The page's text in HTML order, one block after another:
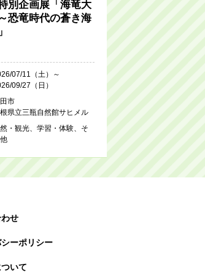
別企画展「海竜大
恐竜時代の蒼き海
07/11（土）～
09/27（日）
市
県立三瓶自然館サヒメル
・観光
学習・体験
そ
せ
ーポリシー
いて